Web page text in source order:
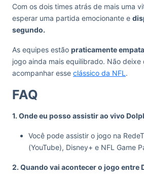
Com os dois times atrás de mais uma
esperar uma partida emocionante e
segundo.
As equipes estão praticamente
jogo ainda mais equilibrado. Não deixe
acompanhar esse clássico da NFL .
FAQ
1. Onde eu posso assistir ao vivo
Você pode assistir o jogo na
(YouTube), Disney+ e NFL Game
2. Quando vai acontecer o jogo entre